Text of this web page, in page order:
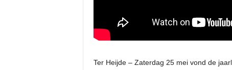
Ter Heijde – Zaterdag 25 mei vond de